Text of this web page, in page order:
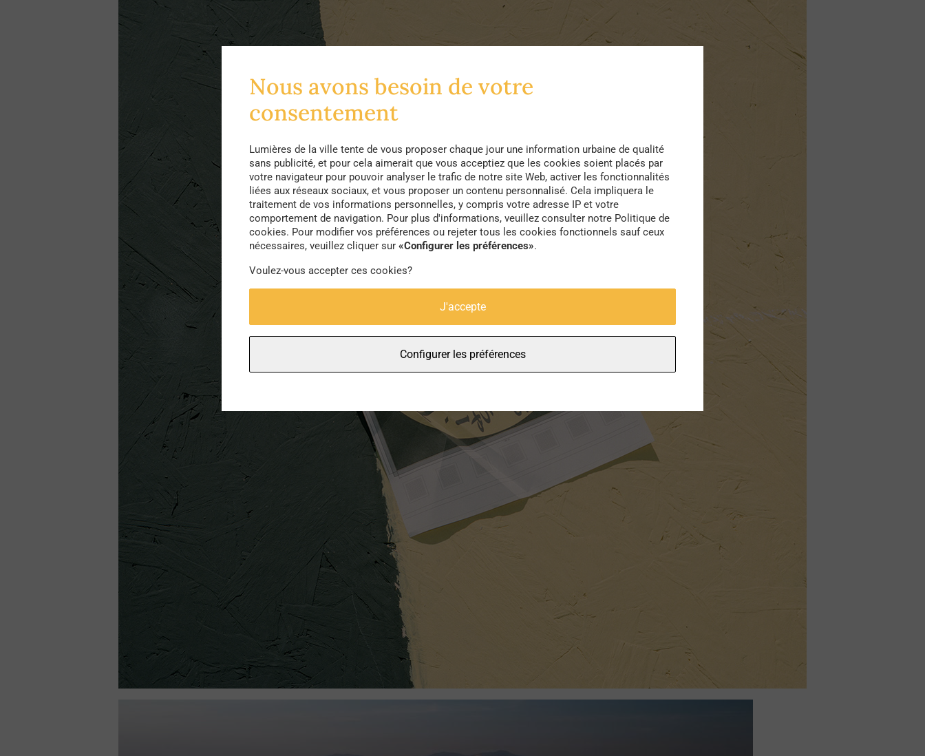
Nous avons besoin de votre
consentement
Lumières de la ville tente de vous proposer chaque jour une information urbaine de qualité
sans publicité, et pour cela aimerait que vous acceptiez que les cookies soient placés par
votre navigateur pour pouvoir analyser le trafic de notre site Web, activer les fonctionnalités
liées aux réseaux sociaux, et vous proposer un contenu personnalisé. Cela impliquera le
traitement de vos informations personnelles, y compris votre adresse IP et votre
comportement de navigation. Pour plus d'informations, veuillez consulter notre Politique de
cookies. Pour modifier vos préférences ou rejeter tous les cookies fonctionnels sauf ceux
nécessaires, veuillez cliquer sur «Configurer les préférences».
Voulez-vous accepter ces cookies?
J'accepte
Configurer les préférences